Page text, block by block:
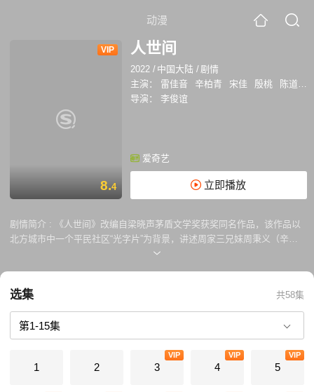
动漫
VIP
8.4
人世间
2022 / 中国大陆 /剧情
主演：
雷佳音 辛柏青 宋佳 殷桃 陈道明
导演：
李俊谊
爱奇艺
立即播放
剧情简介 :
《人世间》改编自梁晓声茅盾文学奖获奖同名作品，该作品以
北方城市中一个平民社区“光字片”为背景，讲述周家三兄妹周秉义（辛柏
青 饰）、周蓉（宋佳 饰）、周秉昆（雷佳音 饰）等十几位平民子弟在近
质。
选集 共58集
1 2 3
VIP
4
VIP
5
VIP